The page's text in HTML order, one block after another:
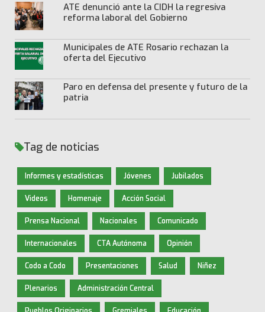
ATE denunció ante la CIDH la regresiva
reforma laboral del Gobierno
Municipales de ATE Rosario rechazan la
oferta del Ejecutivo
Paro en defensa del presente y futuro de la
patria
Tag de noticias
Informes y estadísticas Jóvenes Jubilados
Videos Homenaje Acción Social
Prensa Nacional Nacionales Comunicado
Internacionales CTA Autónoma Opinión
Codo a Codo Presentaciones Salud Niñez
Plenarios Administración Central